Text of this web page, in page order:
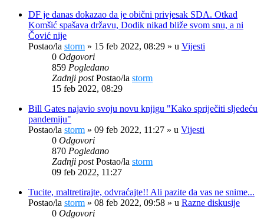
DF je danas dokazao da je obični privjesak SDA. Otkad
Komšić spašava državu, Dodik nikad bliže svom snu, a ni
Čović nije
Postao/la storm » 15 feb 2022, 08:29 » u Vijesti
0 Odgovori
859 Pogledano
Zadnji postPostao/la storm
15 feb 2022, 08:29
Bill Gates najavio svoju novu knjigu "Kako spriječiti sljedeću
pandemiju"
Postao/la storm » 09 feb 2022, 11:27 » u Vijesti
0 Odgovori
870 Pogledano
Zadnji postPostao/la storm
09 feb 2022, 11:27
Tucite, maltretirajte, odvraćajte!! Ali pazite da vas ne snime...
Postao/la storm » 08 feb 2022, 09:58 » u Razne diskusije
0 Odgovori